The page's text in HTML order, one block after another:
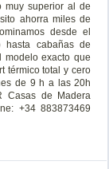
muy superior al de
ahorra miles de
desde el
hasta cabañas de
modelo exacto que
térmico total y cero
de 9 h a las 20h
Casas de Madera
+34 883873469